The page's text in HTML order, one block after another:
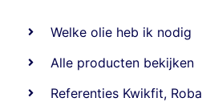
Welke olie heb ik nodig
Alle producten bekijken
Referenties Kwikfit, Roba